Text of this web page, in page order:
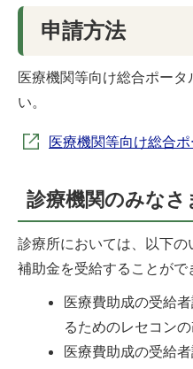
申請方法
医療機関等向け総合ポー
い。
医療機関等向け総合
診療機関のみなさ
診療所においては、以下の
補助金を受給することがで
医療費助成の受給
るためのレセコン
医療費助成の受給